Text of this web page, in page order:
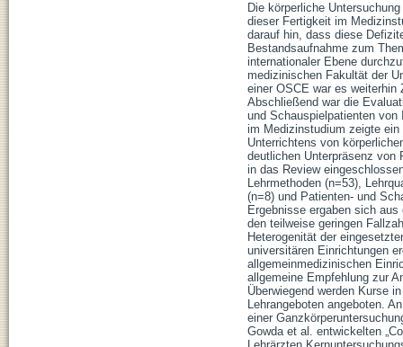
Die körperliche
dieser Fertigkeit im
darauf hin, dass diese
Bestandsaufnahme zum
internationaler Ebene
medizinischen Fakultät der
einer OSCE war es weiterhin
Abschließend war die
und Schauspielpatienten
im Medizinstudium zeigte
Unterrichtens von
deutlichen Unterpräsenz von
in das Review
Lehrmethoden (n=53),
(n=8) und Patienten- und
Ergebnisse ergaben sich
den teilweise geringen
Heterogenität der
universitären Einrichtungen
allgemeinmedizinischen
allgemeine Empfehlung zur
Überwiegend werden Kurse
Lehrangeboten angeboten.
einer
Gowda et al. entwickelten